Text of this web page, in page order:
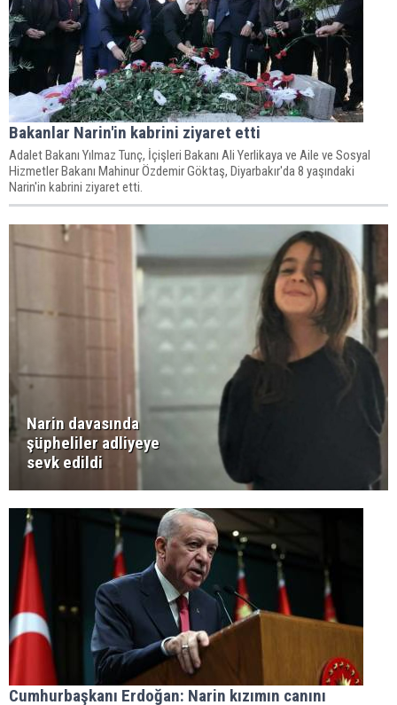
Bakanlar Narin'in kabrini ziyaret etti
Adalet Bakanı Yılmaz Tunç, İçişleri Bakanı Ali Yerlikaya ve Aile ve Sosyal
Hizmetler Bakanı Mahinur Özdemir Göktaş, Diyarbakır'da 8 yaşındaki
Narin'in kabrini ziyaret etti.
Narin davasında
şüpheliler adliyeye
sevk edildi
Cumhurbaşkanı Erdoğan: Narin kızımın canını